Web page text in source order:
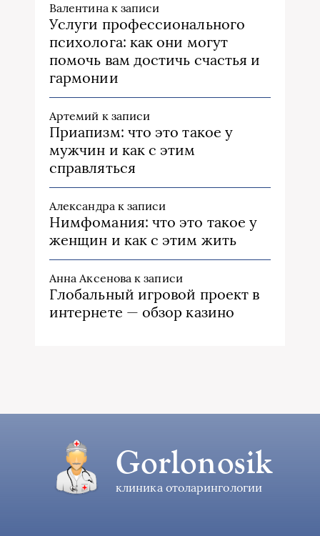
Валентинак записи
Услуги профессионального
психолога: как они могут
помочь вам достичь счастья и
гармонии
Артемий к записи
Приапизм: что это такое у
мужчин и как с этим
справляться
Александрак записи
Нимфомания: что это такое у
женщин и как с этим жить
Анна Аксенова к записи
Глобальный игровой проект в
интернете — обзор казино
Gorlonosik
клиника отоларингологии